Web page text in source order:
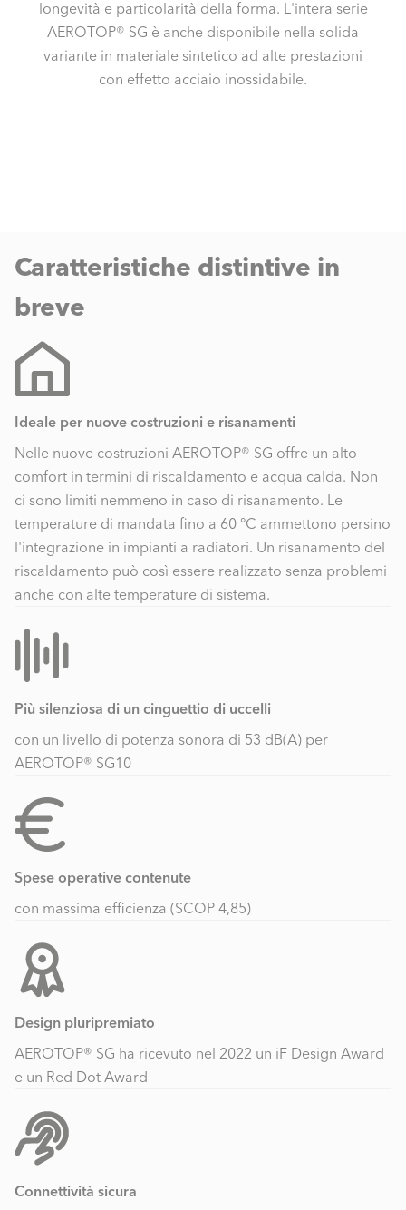
longevità e particolarità della forma. L'intera serie
AEROTOP® SG è anche disponibile nella solida
variante in materiale sintetico ad alte prestazioni
con effetto acciaio inossidabile.
Caratteristiche distintive in
breve
Ideale per nuove costruzioni e risanamenti
Nelle nuove costruzioni AEROTOP® SG offre un alto
comfort in termini di riscaldamento e acqua calda. Non
ci sono limiti nemmeno in caso di risanamento. Le
temperature di mandata fino a 60 °C ammettono persino
l'integrazione in impianti a radiatori. Un risanamento del
riscaldamento può così essere realizzato senza problemi
anche con alte temperature di sistema.
Più silenziosa di un cinguettio di uccelli
con un livello di potenza sonora di 53 dB(A) per
AEROTOP® SG10
Spese operative contenute
con massima efficienza (SCOP 4,85)
Design pluripremiato
AEROTOP® SG ha ricevuto nel 2022 un iF Design Award
e un Red Dot Award
Connettività sicura